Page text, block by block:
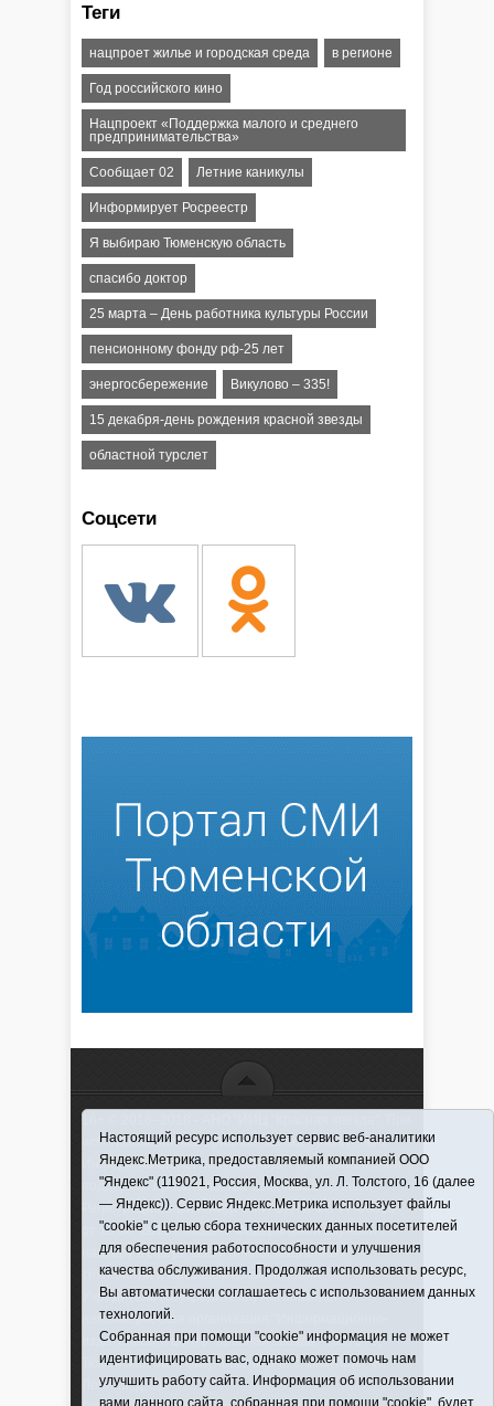
Теги
нацпроет жилье и городская среда в регионе
Год российского кино
Нацпроект «Поддержка малого и среднего
предпринимательства»
Сообщает 02 Летние каникулы
Информирует Росреестр
Я выбираю Тюменскую область
спасибо доктор
25 марта – День работника культуры России
пенсионному фонду рф-25 лет
энергосбережение Викулово – 335!
15 декабря-день рождения красной звезды
областной турслет
Соцсети
использовании материалов ссылка обязательна
Информационная лента выходит при финансовой
поддержке правительства Тюменской области
Регистрационный номер СМИ ЭЛ № ФС 77-66066
от 10.06. 2016 г. выдано Федеральной службой по
надзору в сфере связи, информационных
технологий и массовых коммуникаций.
Учредитель (соучредители) Автономная
некоммерческая организация "Информационно-
издательский центр "Красная звезда"" (627570,
Тюменская обл., Викуловский р-н, с. Викулово, ул.
Ленина, д. 5).
Настоящий ресурс использует сервис веб-аналитики
Яндекс.Метрика, предоставляемый компанией ООО
"Яндекс" (119021, Россия, Москва, ул. Л. Толстого, 16 (далее
— Яндекс)). Сервис Яндекс.Метрика использует файлы
"cookie" с целью сбора технических данных посетителей
для обеспечения работоспособности и улучшения
качества обслуживания. Продолжая использовать ресурс,
Вы автоматически соглашаетесь с использованием данных
технологий.
Собранная при помощи "cookie" информация не может
идентифицировать вас, однако может помочь нам
улучшить работу сайта. Информация об использовании
вами данного сайта, собранная при помощи "cookie", будет